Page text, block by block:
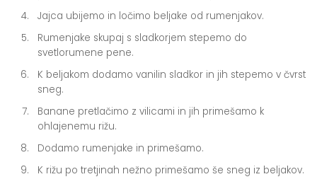
Jajca ubijemo in ločimo beljake od rumenjakov.
Rumenjake skupaj s sladkorjem stepemo do
svetlorumene pene.
K beljakom dodamo vanilin sladkor in jih stepemo v čvrst
sneg.
Banane pretlačimo z vilicami in jih primešamo k
ohlajenemu rižu.
Dodamo rumenjake in primešamo.
K rižu po tretjinah nežno primešamo še sneg iz beljakov.